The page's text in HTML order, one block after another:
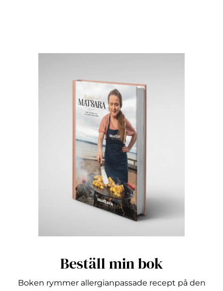
Beställ min bok
Boken rymmer allergianpassade recept på den